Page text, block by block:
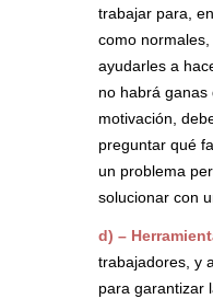
trabajar para,
como
ayudarles a
no habrá ganas
motivación,
preguntar qué
un problema
solucionar con
d) –
trabajadores, y
para garantizar